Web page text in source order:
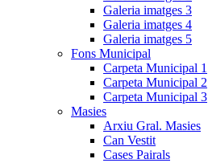
Galeria imatges 3
Galeria imatges 4
Galeria imatges 5
Fons Municipal
Carpeta Municipal 1
Carpeta Municipal 2
Carpeta Municipal 3
Masies
Arxiu Gral. Masies
Can Vestit
Cases Pairals